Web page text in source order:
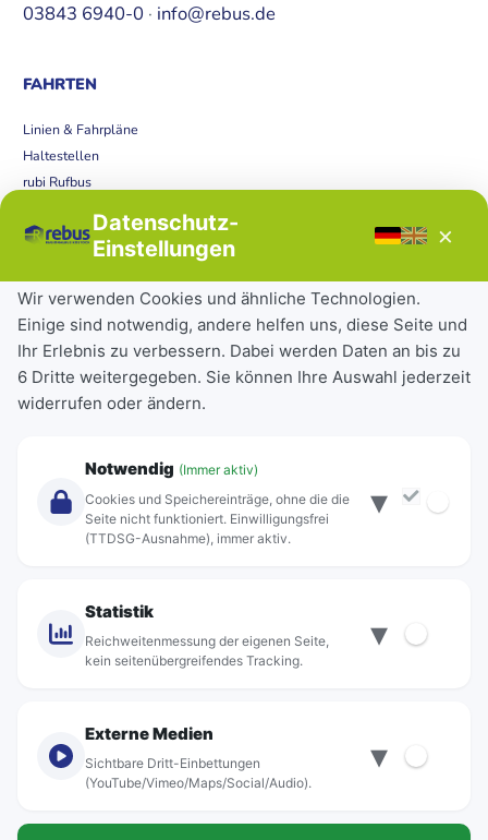
03843 6940-0 · info@rebus.de
FAHRTEN
Linien & Fahrpläne
Haltestellen
rubi Rufbus
Störungen
Tickets & Tarife
Deutschlandticket
Schülerkarte
Einzeltickets
Abonnements
Über Rebus
Standorte
© rebus Regionalbus Rostock GmbH
Datenschutz-
Einstellungen
×
Wir verwenden Cookies und ähnliche Technologien.
Einige sind notwendig, andere helfen uns, diese Seite und
Ihr Erlebnis zu verbessern. Dabei werden Daten an bis zu
6 Dritte weitergegeben. Sie können Ihre Auswahl jederzeit
widerrufen oder ändern.
Notwendig (Immer aktiv)
Cookies und Speichereinträge, ohne die die
Seite nicht funktioniert. Einwilligungsfrei
(TTDSG-Ausnahme), immer aktiv.
▾
Statistik
Reichweitenmessung der eigenen Seite,
kein seitenübergreifendes Tracking.
▾
Externe Medien
Sichtbare Dritt-Einbettungen
(YouTube/Vimeo/Maps/Social/Audio).
▾